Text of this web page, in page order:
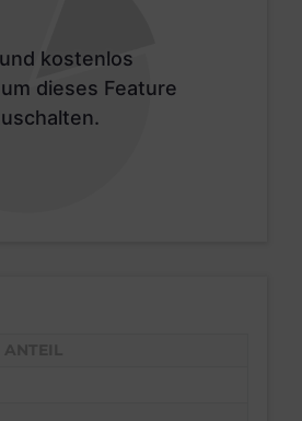
kostenlos
dieses Feature